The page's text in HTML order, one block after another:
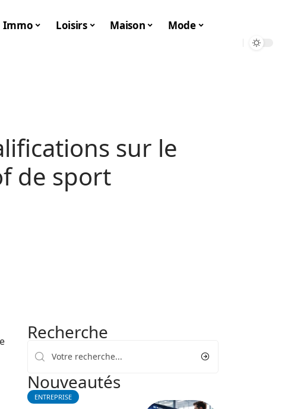
Immo Loisirs Maison Mode
sur le
de sport
Recherche
Nouveautés
ENTREPRISE